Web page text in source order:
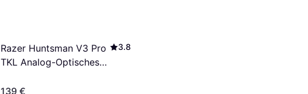
Razer Huntsman V3 Pro
TKL Analog-Optisches
3.8
139 €